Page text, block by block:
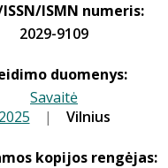
ISSN/ISMN numeris:
2029-9109
duomenys:
Savaitė
2025 | Vilnius
kopijos rengėjas: